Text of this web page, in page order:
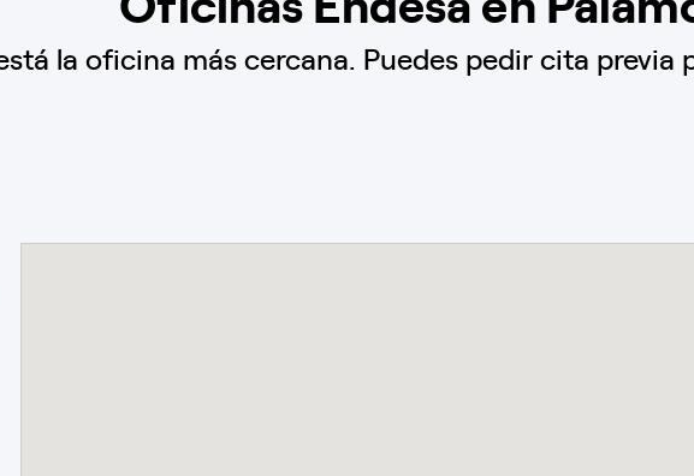
la oficina más cercana. Puedes pedir cita previa